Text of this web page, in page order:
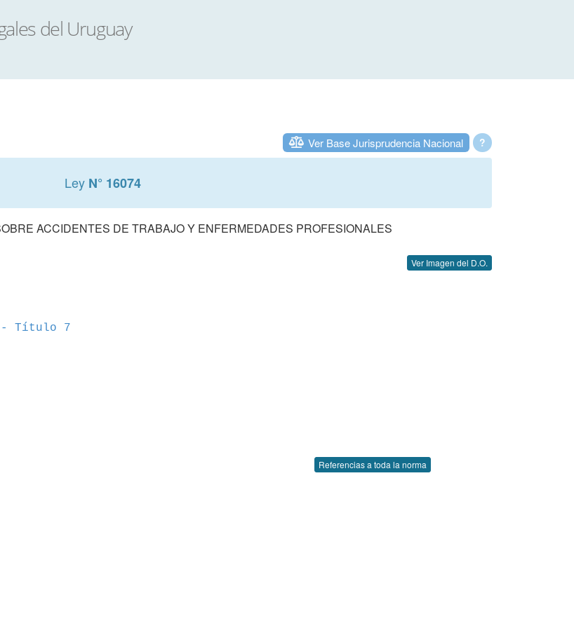
?
Ver Base Jurisprudencia Nacional
Ley N° 16074
ACCIDENTES DE TRABAJO Y ENFERMEDADES PROFESIONALES
Ver Imagen del D.O.
Título 7
Referencias a toda la norma